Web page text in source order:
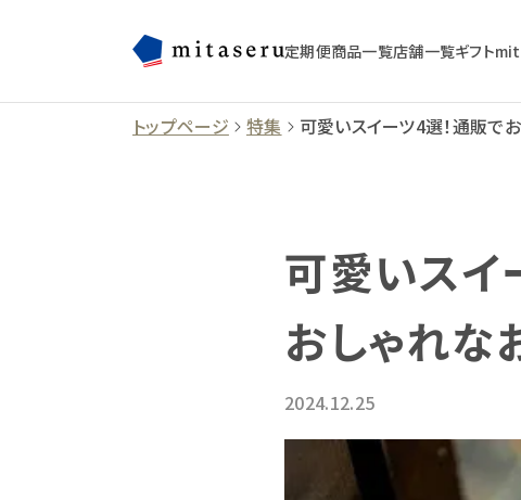
定期便商品一覧店舗一覧ギフト
トップページ 特集 可愛いスイーツ4選！通販で
可愛いスイ
おしゃれな
2024.12.25